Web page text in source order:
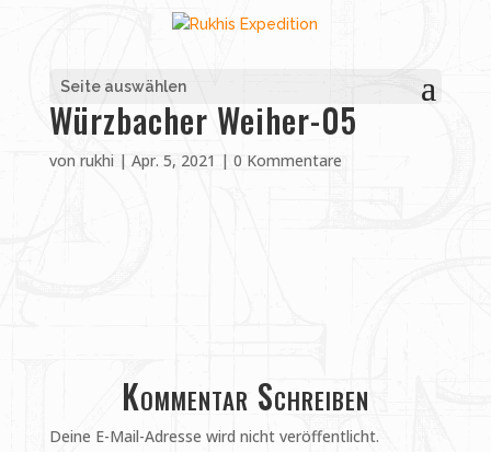
Seite auswählen
Würzbacher Weiher-05
von rukhi| Apr. 5, 2021 | 0 Kommentare
Kommentar Schreiben
Deine E-Mail-Adresse wird nicht veröffentlicht.